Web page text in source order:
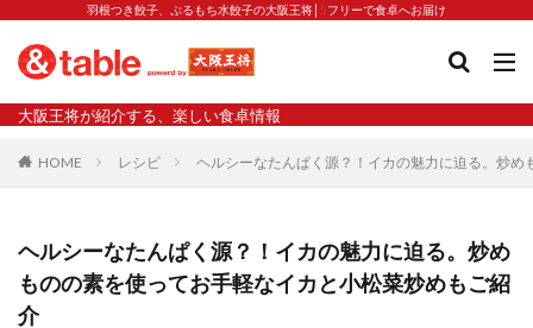
羽根つき餃子、ぷるもち水餃子の大阪王将│5フリーで食卓へお届け
大阪王将が紹介する、楽しい食卓情報
HOME レシピ ヘルシーなたんぱく源？！イカの魅力に迫る。炒
ヘルシーなたんぱく源？！イカの魅力に迫る。炒め
ものの素を使ってお手軽なイカと小松菜炒めもご紹
介
タグ
2023新商品 炒飯の素 業務スーパー
水餃子
減塩
渡韓 渡韓ごっこ 炒飯
焼きそば
焼売と飲みたい
焼酎 猛暑 栄養
春雨
白くなる
小籠包